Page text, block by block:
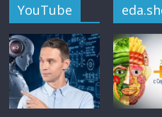
YouTube